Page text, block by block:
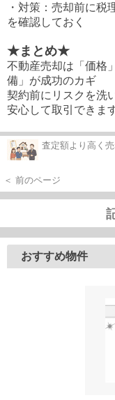
・対策：売却前に税
を確認しておく
★まとめ★
不動産売却は「価格
備」が成功のカギ
契約前にリスクを洗
安心して取引できま
査定額より高く売
＜ 前のページ
おすすめ物件